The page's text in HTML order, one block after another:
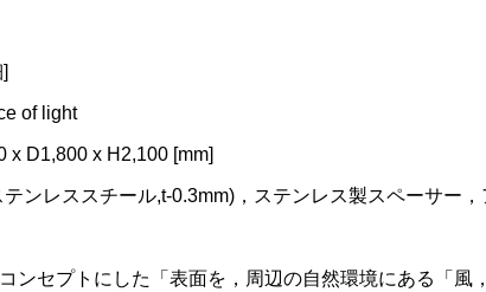
of light
x D1,800 x H2,100 [mm]
ンレススチール,t-0.3mm)，ステンレス製スペーサー
コンセプトにした「表面を，周辺の自然環境にある「